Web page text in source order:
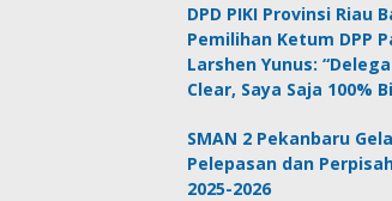
DPD PIKI Provinsi Riau
Pemilihan Ketum DPP
Larshen Yunus:
Clear, Saya Saja 100%
SMAN 2 Pekanbaru
Pelepasan dan
2025-2026